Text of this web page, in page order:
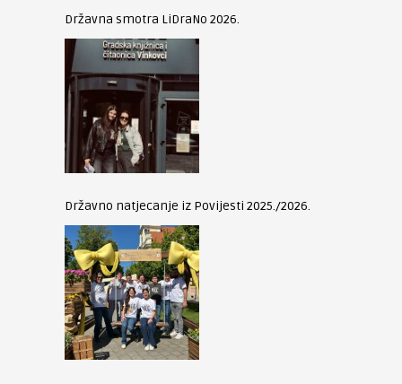
Državna smotra LiDraNo 2026.
Državno natjecanje iz Povijesti 2025./2026.